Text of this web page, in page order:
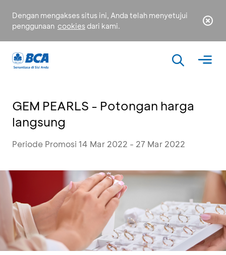
Dengan mengakses situs ini, Anda telah menyetujui
penggunaan cookies dari kami.
GEM PEARLS - Potongan harga
langsung
Periode Promosi 14 Mar 2022 - 27 Mar 2022